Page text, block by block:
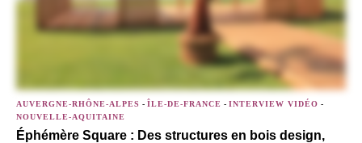
AUVERGNE-RHÔNE-ALPES - ÎLE-DE-FRANCE - INTERVIEW VIDÉO -
NOUVELLE-AQUITAINE
Éphémère Square : Des structures en bois design,